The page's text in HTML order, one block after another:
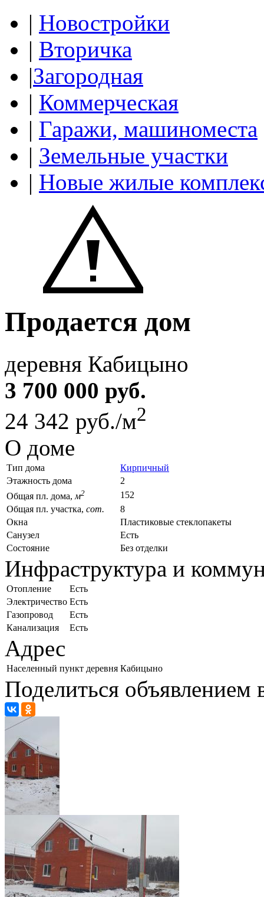
| Новостройки
| Вторичка
|Загородная
| Коммерческая
| Гаражи, машиноместа
| Земельные участки
| Новые жилые
Продается дом
деревня Кабицыно
3 700 000 руб.
24 342 руб./м2
О доме
Тип дома
Кирпичный
Этажность дома
2
Общая пл. дома, м2
152
Общая пл. участка, сот.
8
Окна
Пластиковые стеклопакеты
Санузел
Есть
Состояние
Без отделки
Инфраструктура и
Отопление
Есть
Электричество Есть
Газопровод
Есть
Канализация
Есть
Адрес
Населенный пункт деревня Кабицыно
Поделиться объявлением